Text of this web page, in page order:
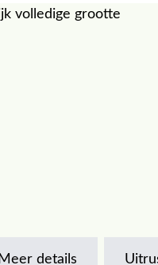
volledige grootte
Meer details